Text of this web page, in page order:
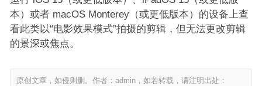
本）或者 macOS Monterey（或更低版本）的设备上查
看此类以“电影效果模式”拍摄的剪辑，但无法更改剪辑
的景深或焦点。
原创文章，如侵则删。作者：admin，如若转载，请注明出处：